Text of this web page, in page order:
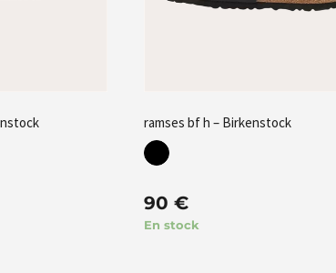
ramses bf h – Birkenstock
90€
En stock